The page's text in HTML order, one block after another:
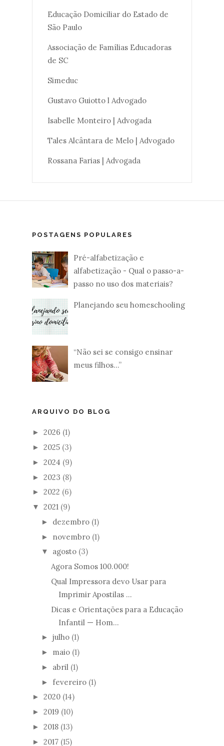
Educação Domiciliar do Estado de
São Paulo
Associação de Famílias Educadoras
de SC
Simeduc
Gustavo Guiotto l Advogado
Isabelle Monteiro | Advogada
Tales Alcântara de Melo | Advogado
Rossana Farias | Advogada
POSTAGENS POPULARES
Pré-alfabetização e
alfabetização - Qual o passo-a-
passo no uso dos materiais?
Planejando seu homeschooling
“Não sei se consigo ensinar
meus filhos...”
ARQUIVO DO BLOG
► 2026 (1)
► 2025 (3)
► 2024 (9)
► 2023 (8)
► 2022 (6)
▼ 2021 (9)
► dezembro (1)
► novembro (1)
▼ agosto (3)
Agora Somos 100.000!
Qual Impressora devo Usar para
Imprimir Apostilas ...
Dicas e Orientações para a Educação
Infantil — Hom...
► julho (1)
► maio (1)
► abril (1)
► fevereiro (1)
► 2020 (14)
► 2019 (10)
► 2018 (13)
► 2017 (15)